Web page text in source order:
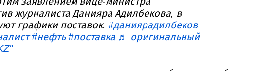
журналиста Данияра Адилбекова, в
графики поставок. #даниярадилбеков
#нефть #поставка ♬ оригинальный